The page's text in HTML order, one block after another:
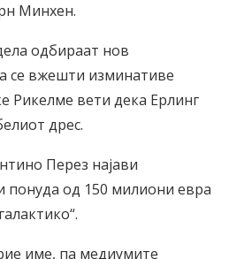
Минхен.
одбираат нов
се вжешти изминативе
Рикелме вети дека Ерлинг
дрес.
Перез најави
понуда од 150 милиони евра
име, па медиумите